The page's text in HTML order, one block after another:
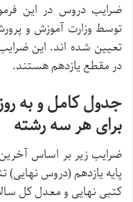
ضرایب دروس در این
توسط وزارت آموزش و
تعیین شده اند. این
در مقطع یازدهم هستند.
جدول کامل و به
برای هر سه رشته
ضرایب زیر بر اساس
پایه یازدهم (دروس
کتبی نهایی و معدل کل